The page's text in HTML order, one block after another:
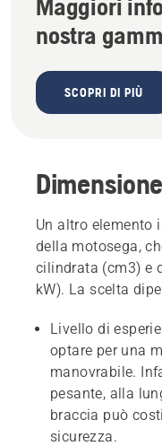
Maggiori
nostra
SCOPRI DI PIÙ
Dimensione
Un altro elemento
della motosega,
cilindrata (cm3) e
kW). La scelta
Livello di
optare per una
manovrabile.
pesante, alla
braccia può
sicurezza.